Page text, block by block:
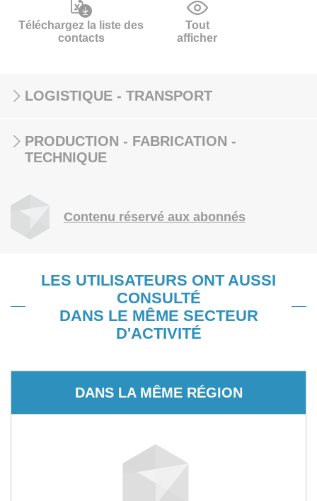
Téléchargez la liste des
contacts
Tout
afficher
LOGISTIQUE - TRANSPORT
PRODUCTION - FABRICATION -
TECHNIQUE
Contenu réservé aux abonnés
LES UTILISATEURS ONT AUSSI
CONSULTÉ
DANS LE MÊME SECTEUR
D'ACTIVITÉ
DANS LA MÊME RÉGION